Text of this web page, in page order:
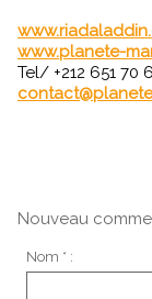
www.planete-
Tel/ +212 651 70
Nouveau
Nom * :